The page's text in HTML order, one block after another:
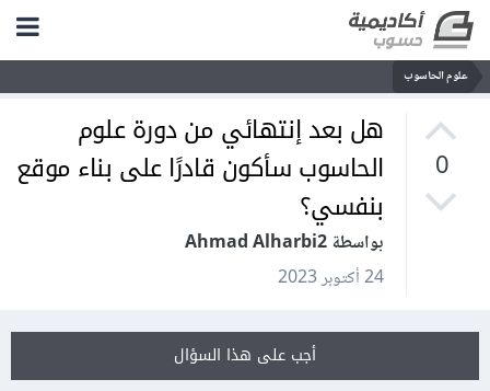
علوم الحاسوب
0
هل بعد إنتهائي من دورة علوم
الحاسوب سأكون قادرًا على بناء موقع
بنفسي؟
بواسطة Ahmad Alharbi2
24 أكتوبر 2023
أجب على هذا السؤال